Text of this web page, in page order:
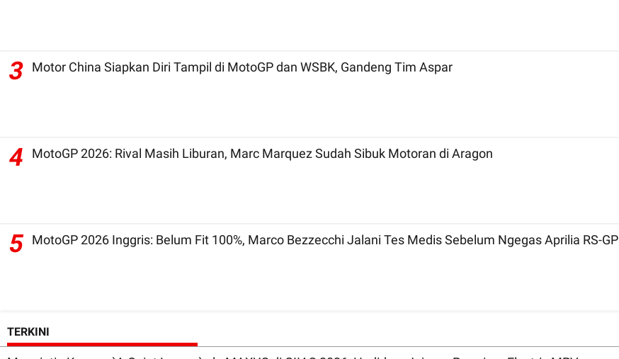
3 Motor China Siapkan Diri Tampil di MotoGP dan WSBK, Gandeng Tim Aspar
4 MotoGP 2026: Rival Masih Liburan, Marc Marquez Sudah Sibuk Motoran di Aragon
5 MotoGP 2026 Inggris: Belum Fit 100%, Marco Bezzecchi Jalani Tes Medis Sebelum Ngegas Aprilia RS-GP
TERKINI